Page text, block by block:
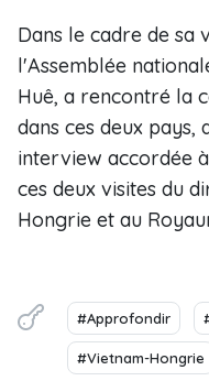
Dans le cadre de sa
l'Assemblée
Huê, a rencontré la
dans ces deux pays,
interview accordée
ces deux visites du
Hongrie et au
#Approfondir
#Vietnam-Hongrie